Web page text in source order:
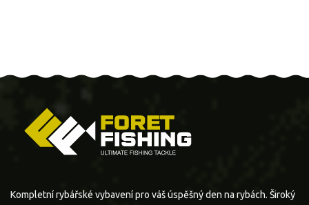
Kompletní rybářské vybavení pro váš úspěšný den na rybách. Široký